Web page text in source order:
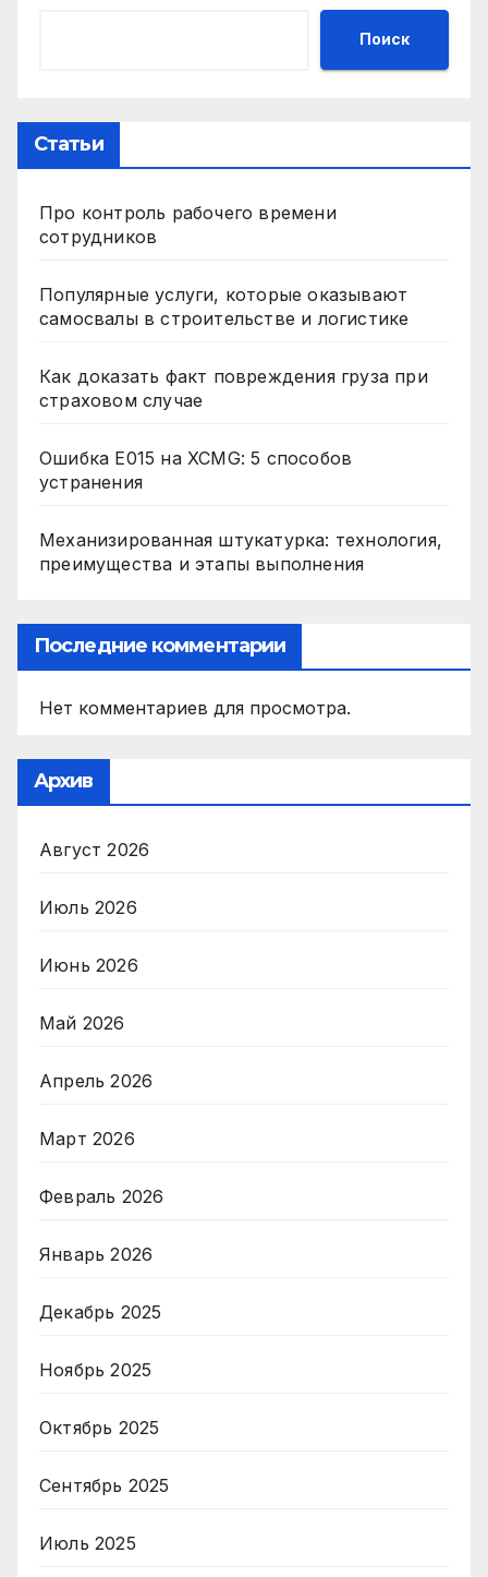
Поиск
Статьи
Про контроль рабочего времени
сотрудников
Популярные услуги, которые оказывают
самосвалы в строительстве и логистике
Как доказать факт повреждения груза при
страховом случае
Ошибка E015 на XCMG: 5 способов
устранения
Механизированная штукатурка: технология,
преимущества и этапы выполнения
Последние комментарии
Нет комментариев для просмотра.
Архив
Август 2026
Июль 2026
Июнь 2026
Май 2026
Апрель 2026
Март 2026
Февраль 2026
Январь 2026
Декабрь 2025
Ноябрь 2025
Октябрь 2025
Сентябрь 2025
Июль 2025